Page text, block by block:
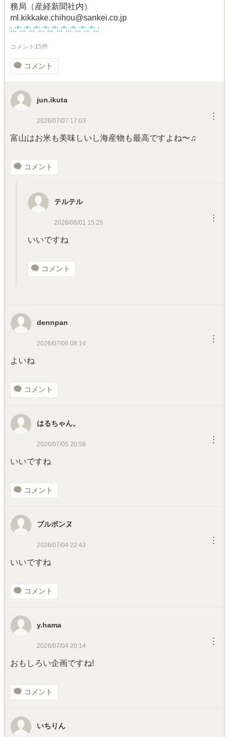
務局（産経新聞社内）
ml.kikkake.chihou@sankei.co.jp
:.:*:.:*:.:*:.:*:.:*:.:*:.:*:.:*:.:*:.:
コメント15件
コメント
jun.ikuta
2026/07/07 17:03 ︙
富山はお米も美味しいし海産物も最高ですよね〜♫
コメント
テルテル
2026/08/01 15:25 ︙
いいですね
コメント
dennpan
2026/07/06 08:14 ︙
よいね
コメント
はるちゃん。
2026/07/05 20:58 ︙
いいですね
コメント
ブルボンヌ
2026/07/04 22:43 ︙
いいですね
コメント
y.hama
2026/07/04 20:14 ︙
おもしろい企画ですね!
コメント
いちりん